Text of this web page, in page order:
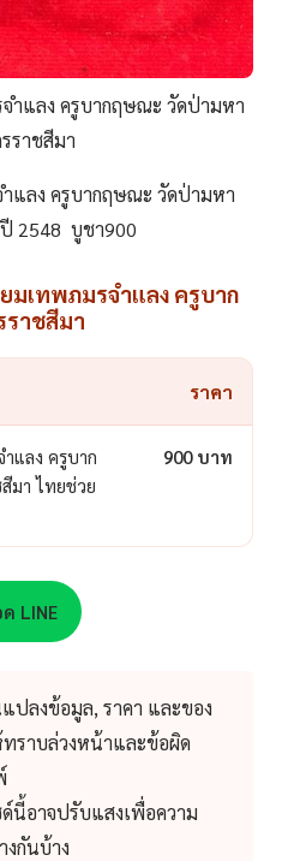
ำแลง ครูบากฤษณะ วัดป่ามหา
ราชสีมา
แลง ครูบากฤษณะ วัดป่ามหา
2548 บูชา900
มเทพภมรจำแลง ครูบาก
าชสีมา
ราคา
แลง ครูบาก
มา ไทยช่วย
900 บาท
LINE
ปลงข้อมูล, ราคา และของ
ราบล่วงหน้าและข้อผิด
นี้อาจปรับแสงเพื่อความ
งกันบ้าง